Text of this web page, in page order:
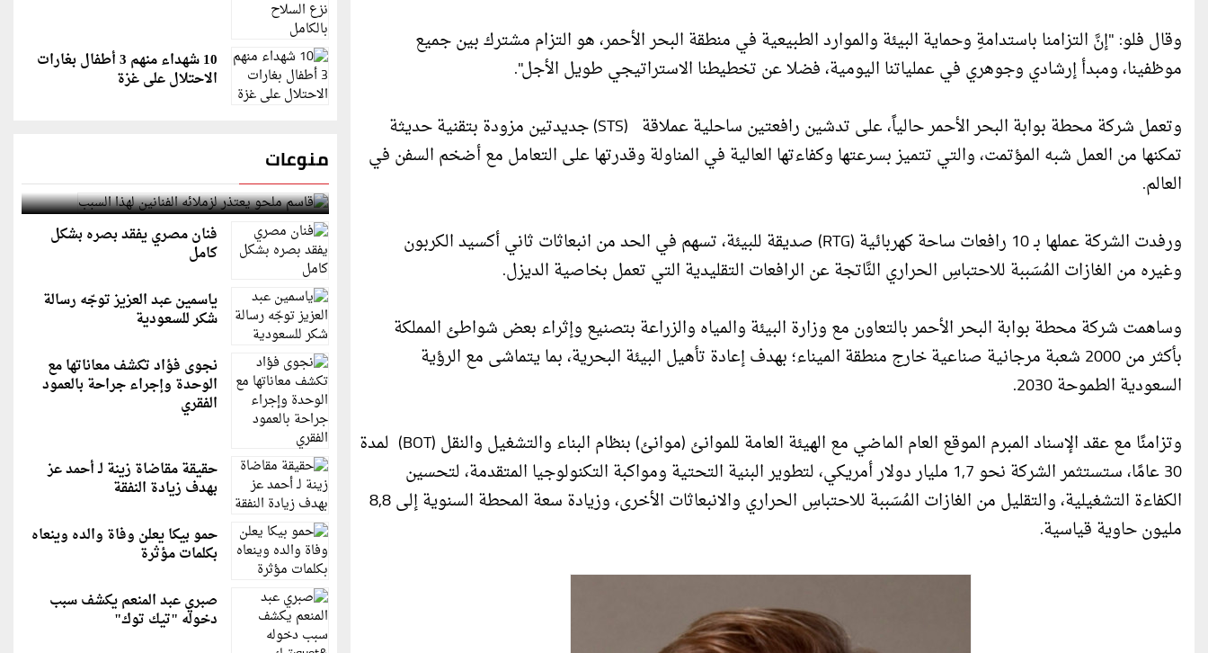
وقال فلو: "إنَّ التزامنا باستدامةِ وحماية البيئة والموارد الطبيعية في منطقة البحر الأحمر، هو التزام مشترك بين جميع
موظفينا، ومبدأ إرشادي وجوهري في عملياتنا اليومية، فضلا عن تخطيطنا الاستراتيجي طويل الأجل".
وتعمل شركة محطة بوابة البحر الأحمر حالياً، على تدشين رافعتين ساحلية عملاقة (STS) جديدتين مزودة بتقنية حديثة
تمكنها من العمل شبه المؤتمت، والتي تتميز بسرعتها وكفاءتها العالية في المناولة وقدرتها على التعامل مع أضخم السفن في
العالم.
ورفدت الشركة عملها بـ 10 رافعات ساحة كهربائية (RTG) صديقة للبيئة، تسهم في الحد من انبعاثات ثاني أكسيد الكربون
وغيره من الغازات المُسَببة للاحتباسِ الحراري النَّاتجة عن الرافعات التقليدية التي تعمل بخاصية الديزل.
وساهمت شركة محطة بوابة البحر الأحمر بالتعاون مع وزارة البيئة والمياه والزراعة بتصنيع وإثراء بعض شواطئ المملكة
بأكثر من 2000 شعبة مرجانية صناعية خارج منطقة الميناء؛ بهدف إعادة تأهيل البيئة البحرية، بما يتماشى مع الرؤية
السعودية الطموحة 2030.
وتزامنًا مع عقد الإسناد المبرم الموقع العام الماضي مع الهيئة العامة للموانئ (موانئ) بنظام البناء والتشغيل والنقل (BOT) لمدة
30 عامًا، ستستثمر الشركة نحو 1,7 مليار دولار أمريكي، لتطوير البنية التحتية ومواكبة التكنولوجيا المتقدمة، لتحسين
الكفاءة التشغيلية، والتقليل من الغازات المُسَببة للاحتباسِ الحراري والانبعاثات الأخرى، وزيادة سعة المحطة السنوية إلى 8,8
مليون حاوية قياسية.
10 شهداء منهم 3 أطفال بغارات
الاحتلال على غزة
منوعات
قاسم ملحو يعتذر لزملائه الفنانين لهذا السبب
فنان مصري يفقد بصره بشكل
كامل
ياسمين عبد العزيز توجّه رسالة
شكر للسعودية
نجوى فؤاد تكشف معاناتها مع
الوحدة وإجراء جراحة بالعمود
الفقري
حقيقة مقاضاة زينة لـ أحمد عز
بهدف زيادة النفقة
حمو بيكا يعلن وفاة والده وينعاه
بكلمات مؤثرة
صبري عبد المنعم يكشف سبب
دخوله "تيك توك"